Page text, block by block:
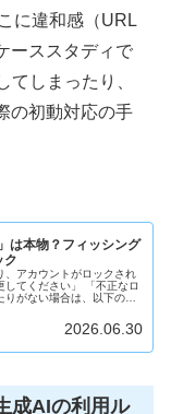
に違和感（URL
ーススタディで
しまったり、
の初動対応の手
は本物？フィッシング
ク
、アカウントがロックされ
してください」 「不正なロ
りがない場合は、以下の
2026.06.30
成AIの利用ル